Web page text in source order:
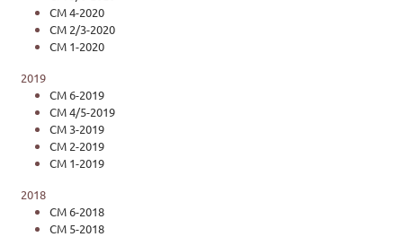
CM 4-2020
CM 2/3-2020
CM 1-2020
2019
CM 6-2019
CM 4/5-2019
CM 3-2019
CM 2-2019
CM 1-2019
2018
CM 6-2018
CM 5-2018